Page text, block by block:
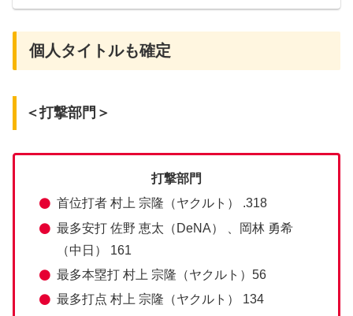
個人タイトルも確定
＜打撃部門＞
打撃部門
首位打者 村上 宗隆（ヤクルト） .318
最多安打 佐野 恵太（DeNA） 、岡林 勇希
（中日） 161
最多本塁打 村上 宗隆（ヤクルト）56
最多打点 村上 宗隆（ヤクルト） 134